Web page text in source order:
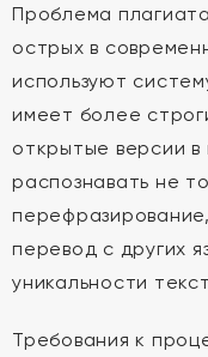
Проблема
острых в
используют
имеет более
открытые версии
распознавать не
перевод с других
уникальности
Требования к